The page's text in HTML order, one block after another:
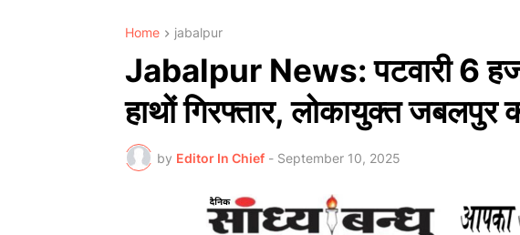
Home jabalpur
Jabalpur News: पटवारी 6
हाथों गिरफ्तार, लोकायुक्त जबलपुर
by Editor In Chief - September 10, 2025